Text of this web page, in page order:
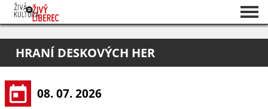
O projektu
Pořadatelé
HRANÍ DESKOVÝCH HER
08. 07. 2026